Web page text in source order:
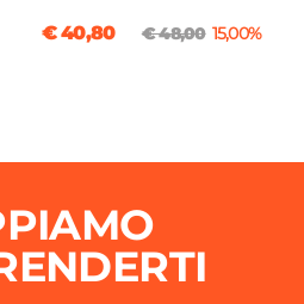
€ 40,80 € 48,00 15,00%